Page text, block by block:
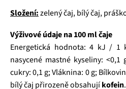
Složení:zelený čaj, bílý čaj,
Výživové údaje na 100 ml čaje
Energetická hodnota: 4 kJ / 1
nasycené mastné kyseliny:
cukry: 0,1 g; Vláknina: 0 g;
bílý čaj přirozeně obsahujíkofein.